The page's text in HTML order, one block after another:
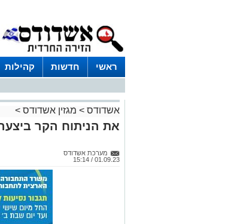
ראשי חדשות קהילות
אשדודס > מגזין אשדודס >
את הניתוח הקר
מערכת אשדודס
01.09.23 / 15:14